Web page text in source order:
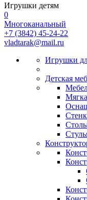
Игрушки детям
0
Многоканальный
+7 (3842) 45-24-22
vladtarak@mail.ru
Игрушки
Детская